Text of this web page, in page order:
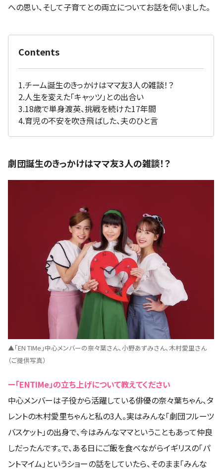
への思い、そして子育てとの両立についてお話を伺いました。
Contents
1.チーム誕生のきっかけはママ友3人の雑談！？
2.人生を変えた「キャッツ」との出合い
3.18歳で単身渡英、挑戦を続けた17年間
4.育児の不安を吹き飛ばした、夫のひと言
劇団誕生のきっかけはママ友3人の雑談！？
▲「EN TIMe」中心メンバーの奈々葉さん、小野あずみさん、木村愛里さん
（ご提供写真）
ー「ENTIMe」の立ち上げについて教えてください
中心メンバーは子役から活躍している俳優の奈々葉ちゃん、タ
レントの木村愛里ちゃんと私の3人。実はみんな「劇団フルーツ
バスケット」の出身で、今はみんなママということもあって仲良
しだったんです。で、ある日にご飯を食べながらイギリスの「パ
ントマイム」というショーの話をしていたら、そのまま「みんな